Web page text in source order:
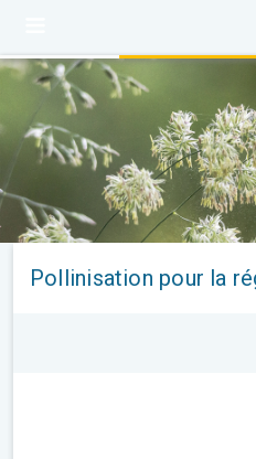
Pollinisation pour la